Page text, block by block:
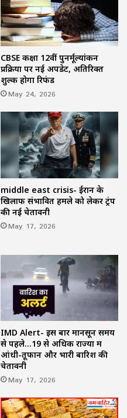
CBSE कक्षा 12वीं पुनर्मूल्यांकन
प्रक्रिया पर नई अपडेट, अतिरिक्त
शुल्क होगा रिफंड
May 24, 2026
middle east crisis- ईरान के
खिलाफ संभावित हमले को लेकर ट्रंप
की नई चेतावनी
May 17, 2026
IMD Alert- इस बार मानसून समय
से पहले…19 से अधिक राज्यों में
आंधी-तूफान और भारी बारिश की
चेतावनी
May 17, 2026